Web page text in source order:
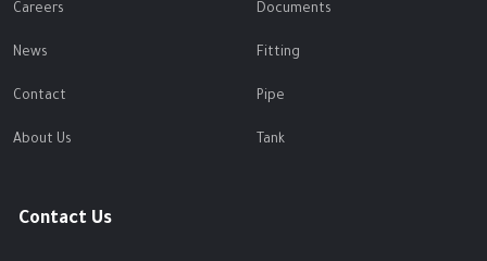
Careers
News
Contact
About Us
Documents
Fitting
Pipe
Tank
Contact Us